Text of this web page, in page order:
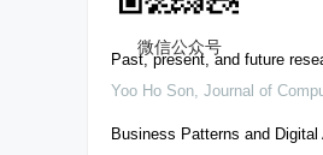
微信公众号
We recommend
Past, present, and future
Yoo Ho Son, Journal of
Business Patterns and